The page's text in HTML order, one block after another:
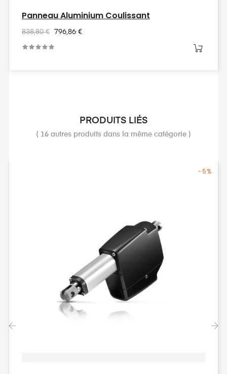
Panneau Aluminium Coulissant
838,80 € 796,86 €
PRODUITS LIÉS
( 16 autres produits dans la même catégorie )
-5%